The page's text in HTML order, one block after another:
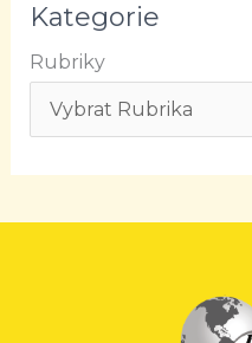
Kategorie
Rubriky